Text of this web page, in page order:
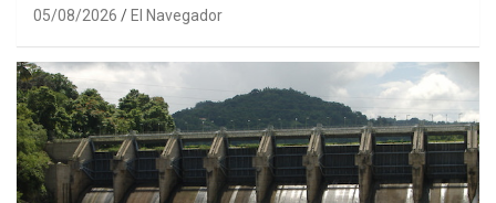
05/08/2026 El Navegador